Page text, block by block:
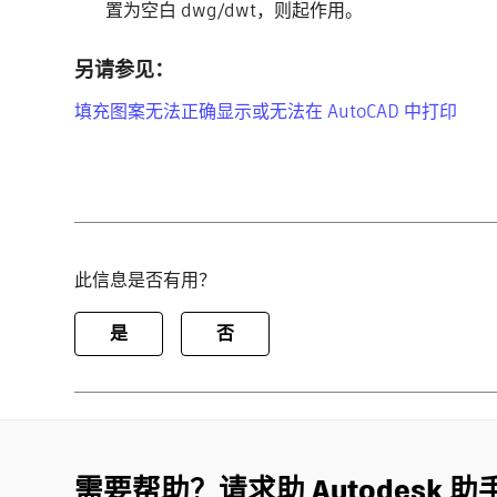
置为空白 dwg/dwt，则起作用。
另请参见：
填充图案无法正确显示或无法在 AutoCAD 中打印
此信息是否有用？
是 否